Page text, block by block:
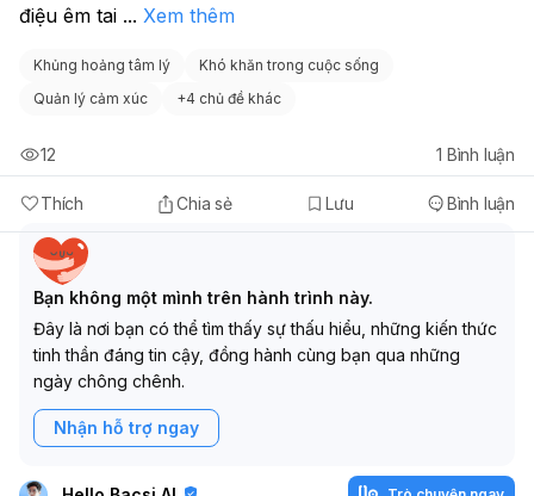
điệu êm tai ... Xem thêm
Khủng hoảng tâm lý
Khó khăn trong cuộc sống
Quản lý cảm xúc
+4 chủ đề khác
Thích Chia sẻ Lưu Bình luận
12 1 Bình luận
Bạn không một mình trên hành trình này.
Đây là nơi bạn có thể tìm thấy sự thấu hiểu, những kiến thức
tinh thần đáng tin cậy, đồng hành cùng bạn qua những
ngày chông chênh.
Nhận hỗ trợ ngay